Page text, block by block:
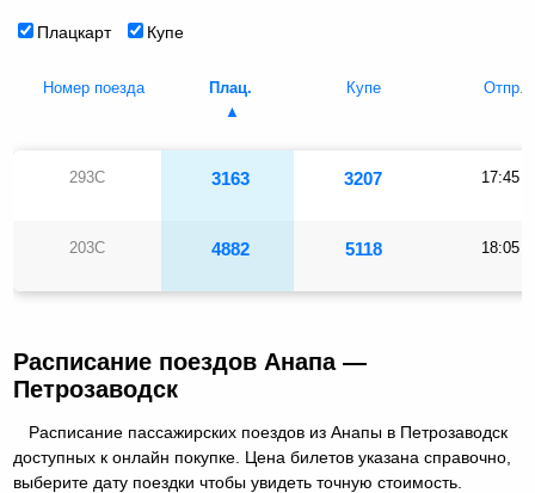
Плацкарт Купе
Номер поезда Плац. Купе Отпр.
293С 3163 3207 17:45
203С 4882 5118 18:05
Расписание поездов Анапа —
Петрозаводск
Расписание пассажирских поездов из Анапы в Петрозаводск
доступных к онлайн покупке. Цена билетов указана справочно,
выберите дату поездки чтобы увидеть точную стоимость.